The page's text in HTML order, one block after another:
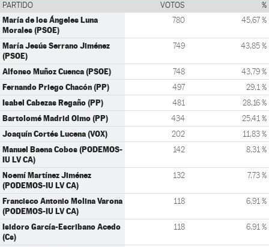
PARTIDO VOTOS %
María de los Ángeles Luna
Morales (PSOE)
780 45,67 %
María Jesús Serrano Jiménez
(PSOE)
749 43,85 %
Alfonso Muñoz Cuenca (PSOE) 748 43,79 %
Fernando Priego Chacón (PP) 497 29,1 %
Isabel Cabezas Regaño (PP) 481 28,16 %
Bartolomé Madrid Olmo (PP) 434 25,41 %
Joaquín Cortés Lucena (VOX) 202 11,83 %
Manuel Baena Cobos (PODEMOS-
IU LV CA)
142 8,31 %
Noemí Martínez Jiménez
(PODEMOS-IU LV CA)
132 7,73 %
Francisco Antonio Molina Varona
(PODEMOS-IU LV CA)
118 6,91 %
Isidoro García-Escribano Acedo
(Cs)
118 6,91 %